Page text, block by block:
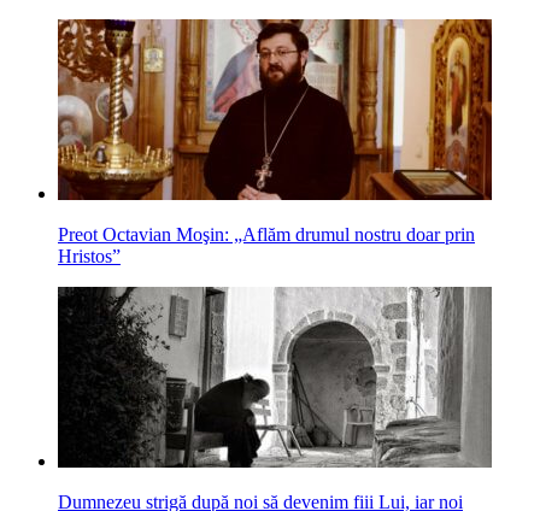
Preot Octavian Moşin: „Aflăm drumul nostru doar prin
Hristos”
Dumnezeu strigă după noi să devenim fiii Lui, iar noi